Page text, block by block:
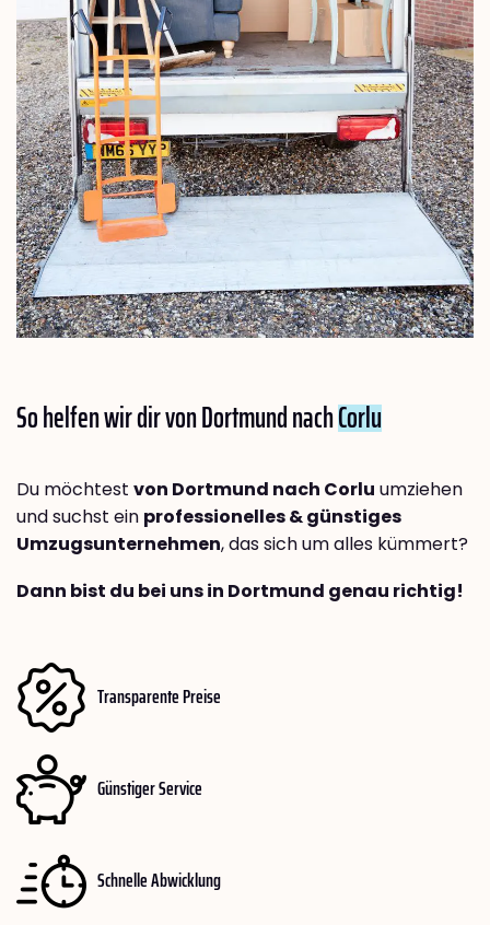
So helfen wir dir von Dortmund nachCorlu
Du möchtest von Dortmund nach Corlu umziehen
und suchst ein professionelles & günstiges
Umzugsunternehmen, das sich um alles kümmert?
Dann bist du bei uns in Dortmund genau richtig!
Transparente Preise
Günstiger Service
Schnelle Abwicklung